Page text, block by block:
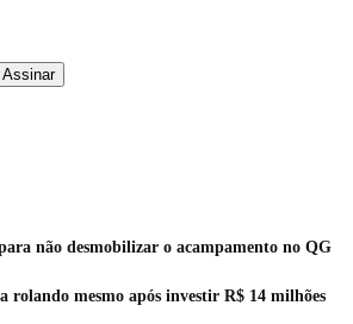
Assinar
não desmobilizar o acampamento no QG
rolando mesmo após investir R$ 14 milhões